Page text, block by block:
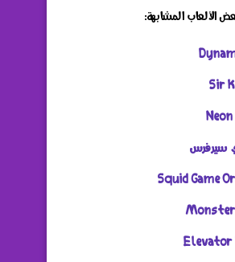
الألعاب المشابهة:
Sir
سيرفرس
Squid Game